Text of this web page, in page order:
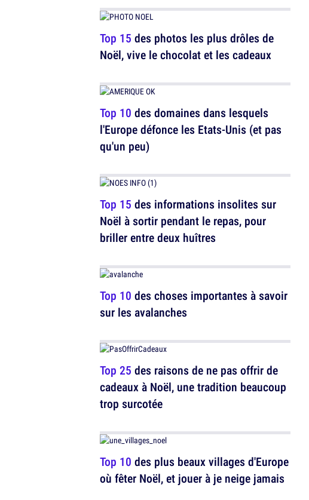
Top 15 des photos les plus drôles de
Noël, vive le chocolat et les cadeaux
Top 10 des domaines dans lesquels
l'Europe défonce les Etats-Unis (et pas
qu'un peu)
Top 15 des informations insolites sur
Noël à sortir pendant le repas, pour
briller entre deux huîtres
Top 10 des choses importantes à savoir
sur les avalanches
Top 25 des raisons de ne pas offrir de
cadeaux à Noël, une tradition beaucoup
trop surcotée
Top 10 des plus beaux villages d'Europe
où fêter Noël, et jouer à je neige jamais